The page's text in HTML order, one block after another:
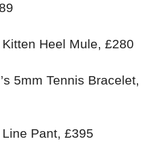
Heel Mule, £280
5mm Tennis Bracelet,
Line Pant, £395